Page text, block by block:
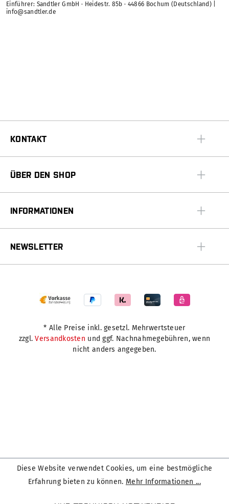
Einführer: Sandtler GmbH · Heidestr. 85b · 44866 Bochum (Deutschland) |
info@sandtler.de
KONTAKT
ÜBER DEN SHOP
INFORMATIONEN
NEWSLETTER
* Alle Preise inkl. gesetzl. Mehrwertsteuer
zzgl.Versandkosten und ggf. Nachnahmegebühren, wenn
nicht anders angegeben.
Diese Website verwendet Cookies, um eine bestmögliche
Erfahrung bieten zu können. Mehr Informationen ...